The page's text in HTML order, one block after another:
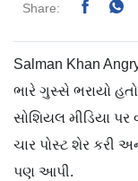
Share:
Salman Khan
ભારે ગુસ્સે ભરાયો
સોશિયલ મીડિયા પર
ચાર પોસ્ટ શેર કરી
પણ આપી.